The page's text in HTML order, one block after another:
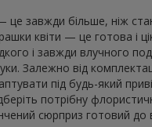
це завжди більше, ніж
квіти — це готова і
і завжди влучного
Залежно від
під будь-який
потрібну
сюрприз готовий до